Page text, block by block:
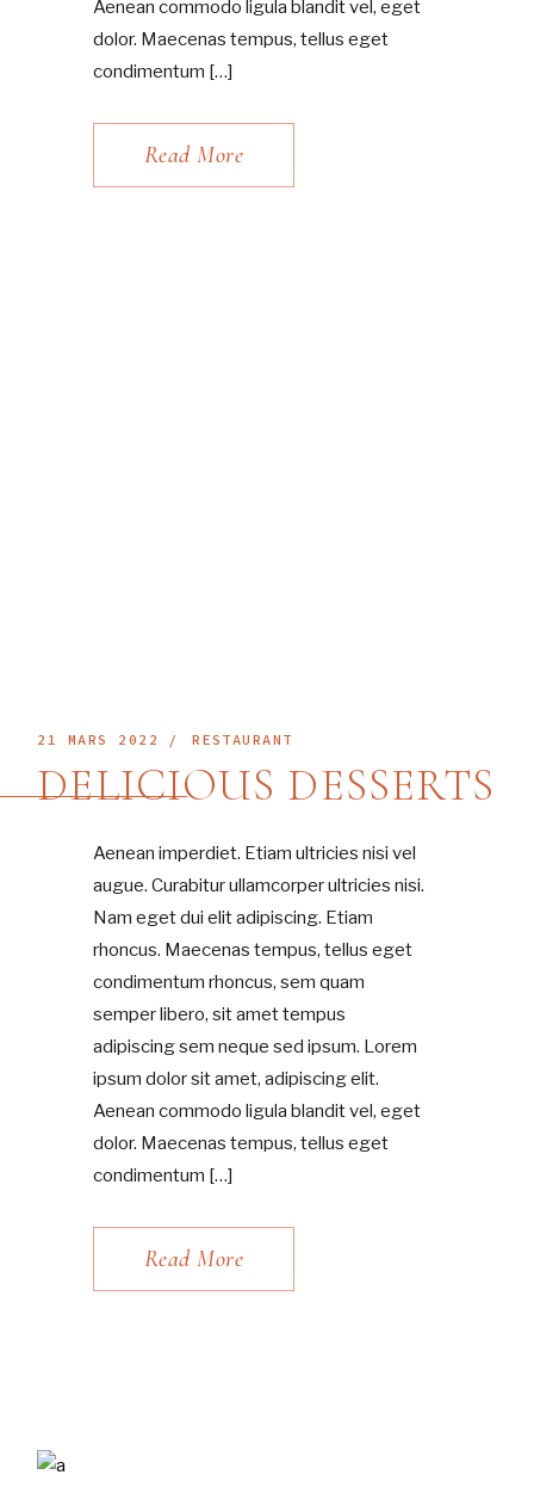
Aenean commodo ligula blandit vel, eget
dolor. Maecenas tempus, tellus eget
condimentum […]
Read More
21 MARS 2022 RESTAURANT
DELICIOUS DESSERTS
Aenean imperdiet. Etiam ultricies nisi vel
augue. Curabitur ullamcorper ultricies nisi.
Nam eget dui elit adipiscing. Etiam
rhoncus. Maecenas tempus, tellus eget
condimentum rhoncus, sem quam
semper libero, sit amet tempus
adipiscing sem neque sed ipsum. Lorem
ipsum dolor sit amet, adipiscing elit.
Aenean commodo ligula blandit vel, eget
dolor. Maecenas tempus, tellus eget
condimentum […]
Read More